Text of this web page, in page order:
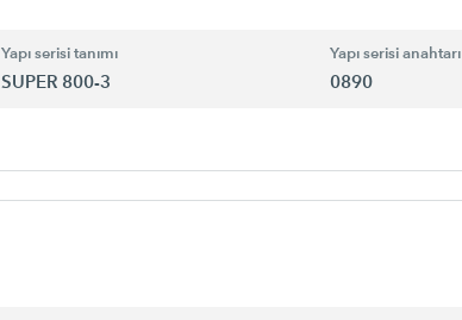
Yapı serisi tanımı
SUPER 800-3
Yapı serisi anahtarı
0890